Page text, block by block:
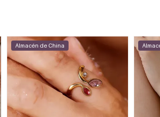
Almacén de China